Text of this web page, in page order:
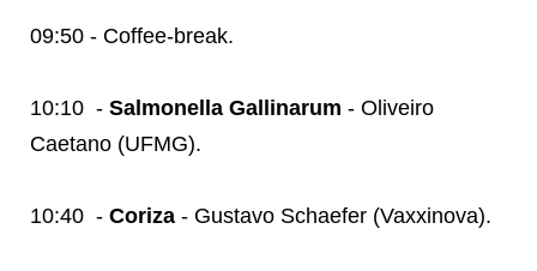
09:50 - Coffee-break.
10:10 - Salmonella Gallinarum - Oliveiro
Caetano (UFMG).
10:40 - Coriza - Gustavo Schaefer (Vaxxinova).